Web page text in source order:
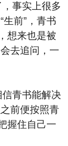
事实上很多
前”，青书
想来也是被
去追问，一
青书能解决
前便按照青
握住自己一